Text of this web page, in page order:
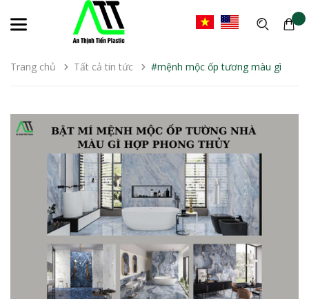
Trang chủ Tất cả tin tức #mệnh mộc ốp tương màu gì